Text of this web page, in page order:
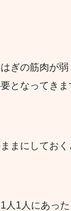
ぎの筋肉が
となってきま
まにしてお
人1人にあった